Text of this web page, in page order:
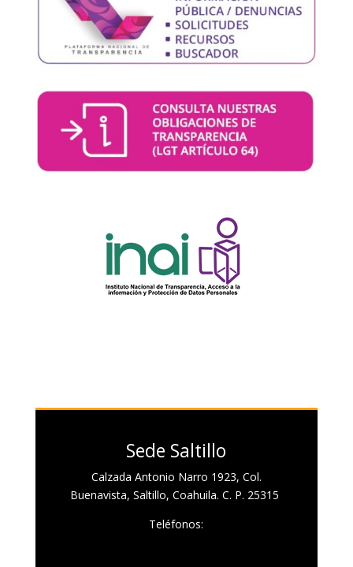
Sede Saltillo
Calzada Antonio Narro 1923, Col.
Buenavista, Saltillo, Coahuila. C. P. 25315
Teléfonos: